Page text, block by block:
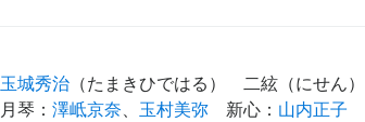
玉城秀治 （たまきひではる ） 二絃（にせん）
月琴 ： 澤岻京奈 玉村美弥 新心 ： 山内正子